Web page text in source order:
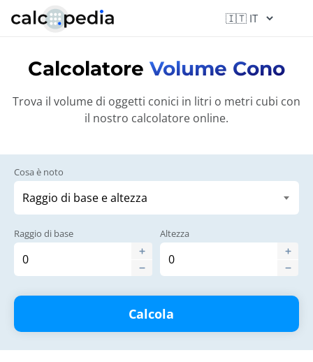
Calcolatore Volume Cono
Trova il volume di oggetti conici in litri o metri cubi con
il nostro calcolatore online.
Cosa è noto
Raggio di base Altezza
Calcola